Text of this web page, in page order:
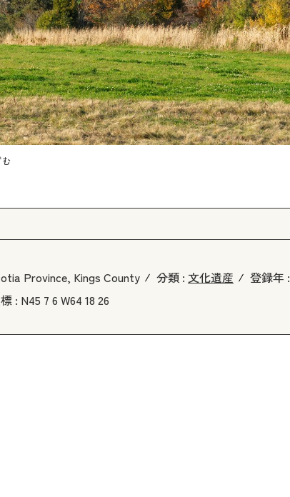
Province, Kings County 分類 : 文化遺産 登録年 :
: N45 7 6 W64 18 26